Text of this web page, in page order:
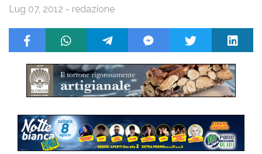
Lug 07, 2012 - redazione